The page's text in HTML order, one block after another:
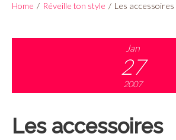
Home / Réveille ton style / Les
Jan
27
2007
Les accessoires